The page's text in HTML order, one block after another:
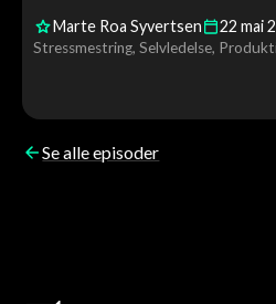
Tor Åge nevrolog og
til en samtale om hjernen,
Marte Roa Syvertsen 22 mai
Stressmestring Selvledelse
Se alle episoder